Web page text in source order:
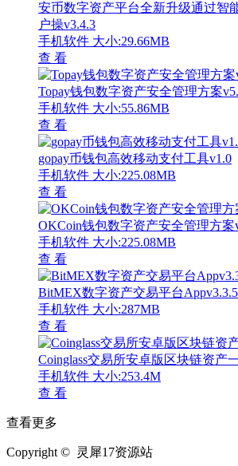
安币数字资产平台全新升级通过智
户操v3.4.3
手机软件 大小:29.66MB
查 看
Topay钱包数字资产安全管理方案
手机软件 大小:55.86MB
查 看
gopay币钱包高效移动支付工具v1.0
手机软件 大小:225.08MB
查 看
OKCoin钱包数字资产安全管理方案
手机软件 大小:225.08MB
查 看
BitMEX数字资产交易平台Appv3.3.5
手机软件 大小:287MB
查 看
Coinglass交易所安卓版区块链资产
手机软件 大小:253.4M
查 看
查看更多
Copyright © 灵犀17资源站